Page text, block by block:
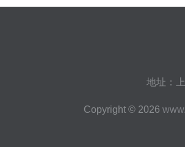
地址：
Copyright © 2026